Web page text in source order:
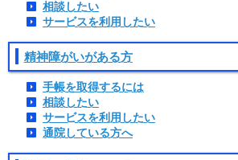
相談したい
サービスを利用したい
精神障がいがある方
手帳を取得するには
相談したい
サービスを利用したい
通院している方へ